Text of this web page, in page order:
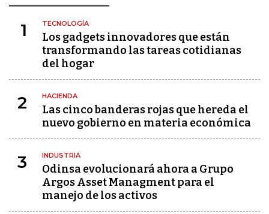
1 TECNOLOGÍA
Los gadgets innovadores que están
transformando las tareas cotidianas
del hogar
2 HACIENDA
Las cinco banderas rojas que hereda el
nuevo gobierno en materia económica
3 INDUSTRIA
Odinsa evolucionará ahora a Grupo
Argos Asset Managment para el
manejo de los activos